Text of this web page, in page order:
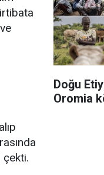
çekti.
Doğu
Oromia